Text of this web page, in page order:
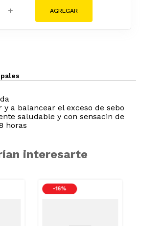
＋
a balancear el exceso de sebo
saludable y con sensacin de
horas
interesarte
-16 %